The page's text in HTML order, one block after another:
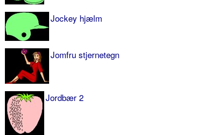
Jockey hjælm
Jomfru stjernetegn
Jordbær 2